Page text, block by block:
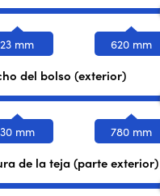
23 mm 620 mm
del bolso (exterior)
30 mm 780 mm
de la teja (parte exterior)